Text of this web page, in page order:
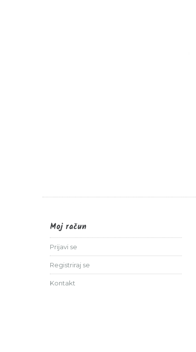
Moj račun
Prijavi se
Registriraj se
Kontakt